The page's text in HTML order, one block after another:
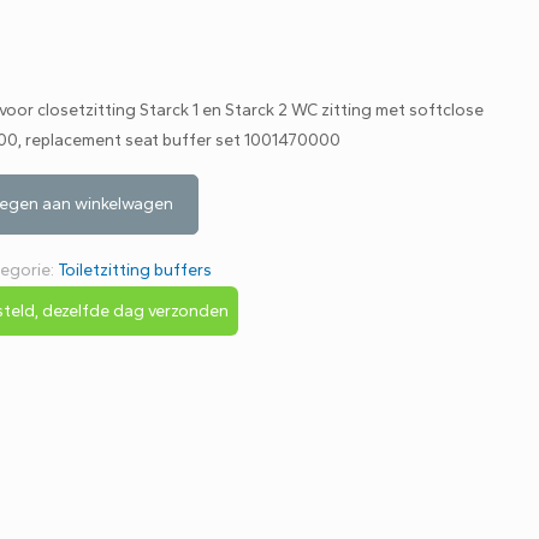
closetzitting Starck 1 en Starck 2 WC zitting met softclose
replacement seat buffer set 1001470000
aan winkelwagen
Toiletzitting buffers
dezelfde dag verzonden